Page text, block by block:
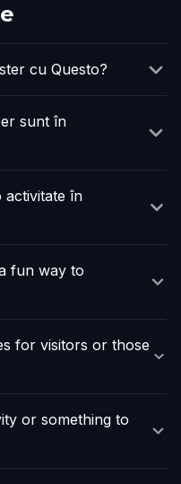
cu Questo?
sunt în
activitate în
fun way to
for visitors or those
or something to